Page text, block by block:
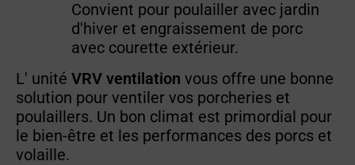
Convient pour poulailler avec jardin
d'hiver et engraissement de porc
avec courette extérieur.
L' unité VRV ventilation vous offre une bonne
solution pour ventiler vos porcheries et
poulaillers. Un bon climat est primordial pour
le bien-être et les performances des porcs et
volaille.